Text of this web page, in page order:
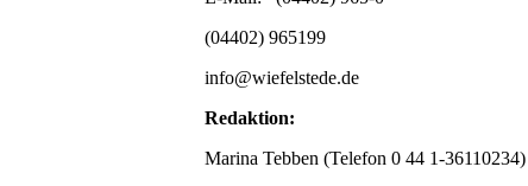
(04402) 965199
info@wiefelstede.de
Redaktion:
Marina Tebben (Telefon 0 44 1-36110234)